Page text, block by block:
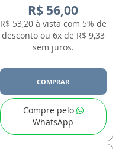
R$ 56,00
R$ 53,20 à vista com 5% de
desconto ou 6x de R$ 9,33
sem juros.
COMPRAR
Compre pelo
WhatsApp